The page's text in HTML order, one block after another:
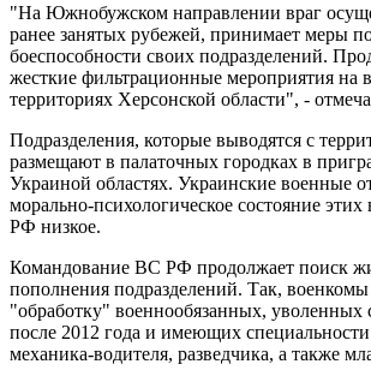
"На Южнобужском направлении враг
ранее занятых рубежей, принимает меры
боеспособности своих подразделений.
жесткие фильтрационные мероприятия на
территориях Херсонской области", -
Подразделения, которые выводятся с
размещают в палаточных городках в
Украиной областях. Украинские военные
морально-психологическое состояние
РФ низкое.
Командование ВС РФ продолжает поиск
пополнения подразделений. Так, военкомы
"обработку" военнообязанных,
после 2012 года и имеющих специальности
механика-водителя, разведчика, а также